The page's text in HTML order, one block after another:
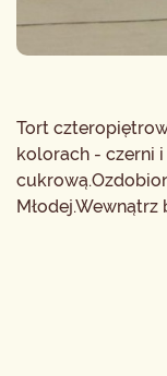
Tort
kolorach - czerni